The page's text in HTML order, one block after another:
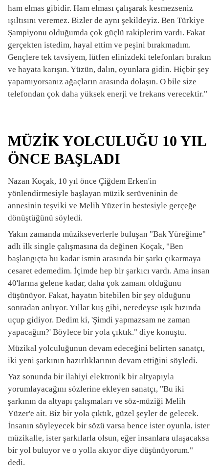
ham elmas gibidir. Ham elması çalışarak kesmezseniz
ışıltısını veremez. Bizler de aynı şekildeyiz. Ben Türkiye
Şampiyonu olduğumda çok güçlü rakiplerim vardı. Fakat
gerçekten istedim, hayal ettim ve peşini bırakmadım.
Gençlere tek tavsiyem, lütfen elinizdeki telefonları bırakın
ve hayata karışın. Yüzün, dalın, oyunlara gidin. Hiçbir şey
yapamıyorsanız ağaçların arasında dolaşın. O bile size
telefondan çok daha yüksek enerji ve frekans verecektir."
MÜZİK YOLCULUĞU 10 YIL
ÖNCE BAŞLADI
Nazan Koçak, 10 yıl önce Çiğdem Erken'in
yönlendirmesiyle başlayan müzik serüveninin de
annesinin teşviki ve Melih Yüzer'in bestesiyle gerçeğe
dönüştüğünü söyledi.
Yakın zamanda müzikseverlerle buluşan "Bak Yüreğime"
adlı ilk single çalışmasına da değinen Koçak, "Ben
başlangıçta bu kadar ismin arasında bir şarkı çıkarmaya
cesaret edemedim. İçimde hep bir şarkıcı vardı. Ama insan
40'larına gelene kadar, daha çok zamanı olduğunu
düşünüyor. Fakat, hayatın bitebilen bir şey olduğunu
sonradan anlıyor. Yıllar kuş gibi, neredeyse ışık hızında
uçup gidiyor. Dedim ki, 'Şimdi yapmazsam ne zaman
yapacağım?' Böylece bir yola çıktık." diye konuştu.
Müzikal yolculuğunun devam edeceğini belirten sanatçı,
iki yeni şarkının hazırlıklarının devam ettiğini söyledi.
Yaz sonunda bir ilahiyi elektronik bir altyapıyla
yorumlayacağını sözlerine ekleyen sanatçı, "Bu iki
şarkının da altyapı çalışmaları ve söz-müziği Melih
Yüzer'e ait. Biz bir yola çıktık, güzel şeyler de gelecek.
İnsanın söyleyecek bir sözü varsa bence ister oyunla, ister
müzikalle, ister şarkılarla olsun, eğer insanlara ulaşacaksa
bir yol buluyor ve o yolla akıyor diye düşünüyorum."
dedi.